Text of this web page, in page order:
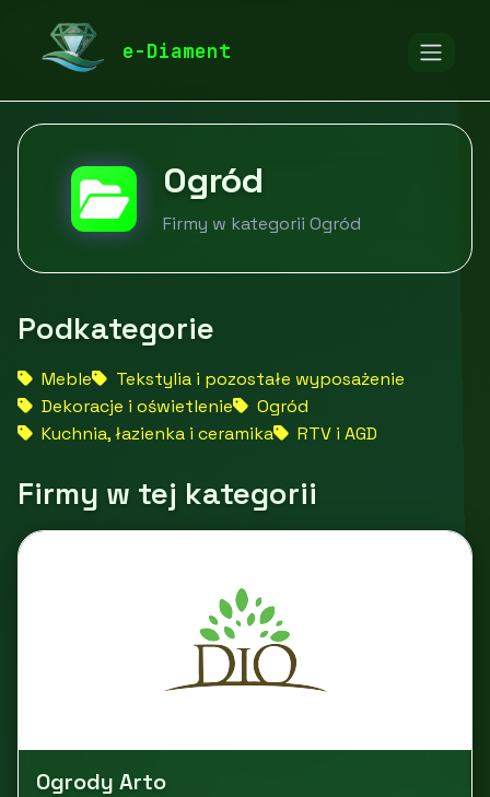
e-Diament
diamentspa.pl
Ogród
Firmy w kategorii Ogród
Podkategorie
Meble
Tekstylia i pozostałe wyposażenie
Dekoracje i oświetlenie
Ogród
Kuchnia, łazienka i ceramika
RTV i AGD
Firmy w tej kategorii
Ogrody Arto